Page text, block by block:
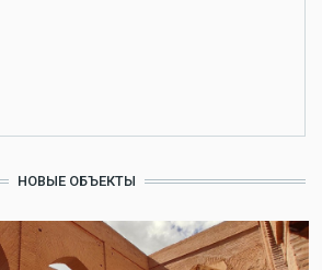
НОВЫЕ ОБЪЕКТЫ